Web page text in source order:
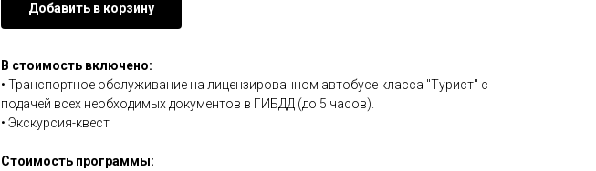
Добавить в корзину
В стоимость включено:
• Транспортное обслуживание на лицензированном автобусе класса "Турист" с
подачей всех необходимых документов в ГИБДД (до 5 часов).
• Экскурсия-квест
Стоимость программы: